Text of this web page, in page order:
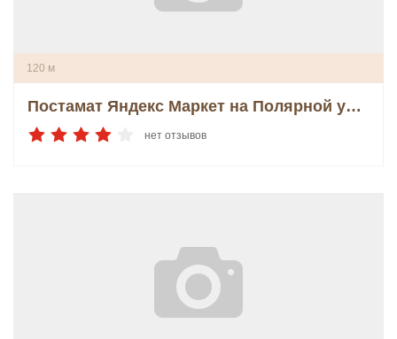
120 м
Постамат Яндекс Маркет на Полярной улице
нет отзывов